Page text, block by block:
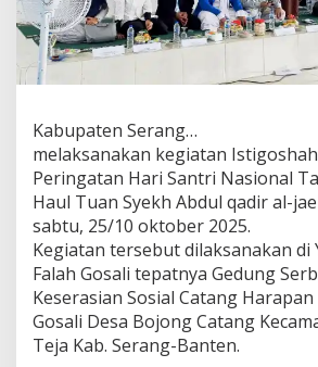
Kabupaten Serang…
melaksanakan kegiatan
Peringatan Hari Santri Nasional
Haul Tuan Syekh Abdul qadir al-
sabtu, 25/10 oktober 2025.
Kegiatan tersebut dilaksanakan di
Falah Gosali tepatnya Gedung
Keserasian Sosial Catang
Gosali Desa Bojong Catang
Teja Kab. Serang-Banten.